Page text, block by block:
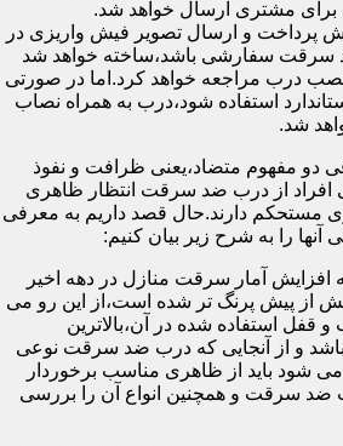
برای مشتری ارسال خواهد شد.
پرداخت و ارسال تصویر فیش واریزی در
سفارشی باشد،ساخته خواهد شد
درب مراجعه خواهد کرد.اما در صورتی
استفاده شود،درب به همراه نصاب
شد.
مفهوم متضاد،یعنی ظرافت و نفوذ
افراد از درب ضد سرقت انتظار ظاهری
مستحکم دارند.حال قصد داریم به معرفی
آنها را به شرح زیر بیان کنیم:
آمار سرقت منازل در دهه اخیر
از پیش پرنگ تر شده است،از این رو می
استفاده شده در آن،بالاترین
باشد و از آنجایی که درب ضد سرقت نوعی
باید از ظاهری مناسب برخوردار
ضد سرقت و همچنین انواع آن را بررسی